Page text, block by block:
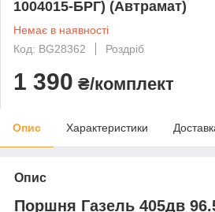
1004015-БРГ) (Автрамат)
Немає в наявності
Код: BG28362
Роздріб
1 390 ₴/комплект
Опис Характеристики
Опис
Поршня Газель 405дв